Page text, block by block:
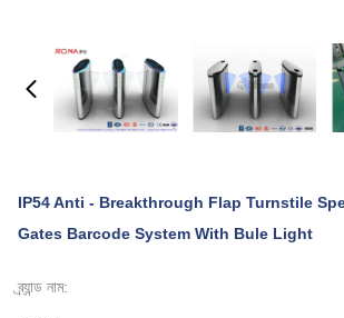
IP54 Anti - Breakthrough Flap Turnstile
Gates Barcode System With Bule Light
ব্র্যান্ড নাম: